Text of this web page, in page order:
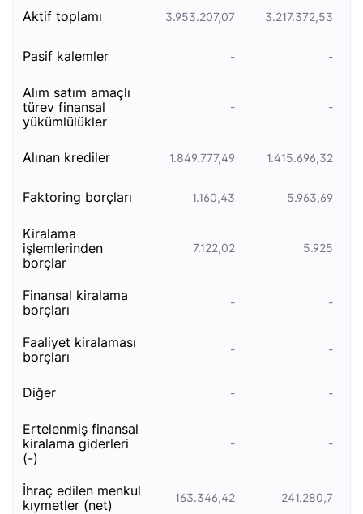
akti̇f toplami 3.953.207,07 3.217.372,53
pasi̇f kalemler - -
alim satim amaçli
türev fi̇nansal
yükümlülükler
- -
alinan kredi̇ler 1.849.777,49 1.415.696,32
faktori̇ng borçlari 1.160,43 5.963,69
ki̇ralama
i̇şlemleri̇nden
borçlar
7.122,02 5.925
finansal kiralama
borçları
- -
faaliyet kiralaması
borçları
- -
diğer - -
ertelenmiş finansal
kiralama giderleri
(-)
- -
i̇hraç edi̇len menkul
kiymetler (net)
163.346,42 241.280,7